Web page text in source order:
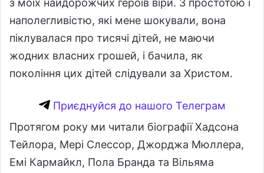
з моїх найдорожчих героїв віри. З простотою і
наполегливістю, які мене шокували, вона
піклувалася про тисячі дітей, не маючи
жодних власних грошей, і бачила, як
покоління цих дітей слідували за Христом.
Приєднуйся до нашого Телеграм
Протягом року ми читали біографії Хадсона
Тейлора, Мері Слессор, Джорджа Мюллера,
Емі Кармайкл, Пола Бранда та Вільяма